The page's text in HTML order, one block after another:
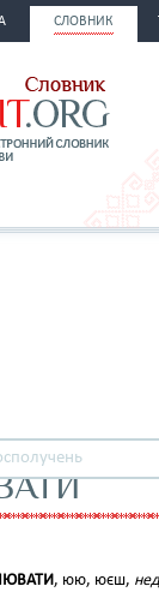
СЛОВНИК
, юю, юєш,